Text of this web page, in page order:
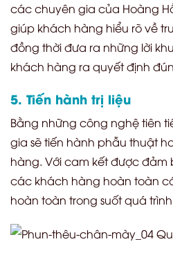
các chuyên gia của Hoàng
giúp khách hàng hiểu rõ về
đồng thời đưa ra những lời
khách hàng ra quyết định
5. Tiến hành trị liệu
Bằng những công nghệ tiên
gia sẽ tiến hành phẫu thuật
hàng. Với cam kết được đảm
các khách hàng hoàn toàn
hoàn toàn trong suốt quá